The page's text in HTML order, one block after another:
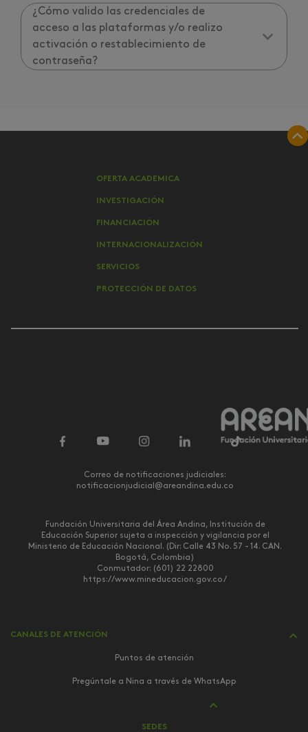
¿Cómo valido las credenciales de
acceso a las plataformas y/o realizo
activación o restablecimiento de
contraseña?
OFERTA ACADEMICA
INVESTIGACIÓN
FINANCIACIÓN
INTERNACIONALIZACIÓN
SERVICIOS
PROTECCIÓN DE DATOS
Correo de notificaciones judiciales:
notificacionjudicial@areandina.edu.co
Fundación Universitaria del Área Andina, Institución de
Educación Superior sujeta a inspección y vigilancia por el
Ministerio de Educación Nacional. (Dir: Calle 43 No. 57 - 14. CAN.
Bogotá, Colombia)
Conmutador: (601) 22 22800
https://www.mineducacion.gov.co/
CANALES DE ATENCIÓN
Puntos de atención
Pregúntale a Nina a través de WhatsApp
SEDES